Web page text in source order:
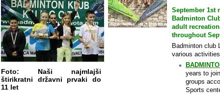
Foto: Naši najmlajši
štirikratni državni prvaki do
11 let
September 1st
Badminton
adult
throughout
Badminton club
various
years to
groups
Sports